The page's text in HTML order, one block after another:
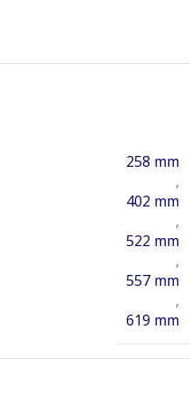
258 mm
,
402 mm
,
522 mm
,
557 mm
,
619 mm